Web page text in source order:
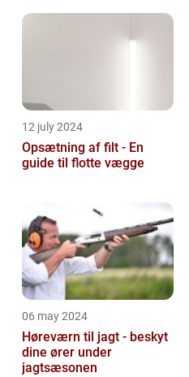
12 july 2024
Opsætning af filt - En
guide til flotte vægge
06 may 2024
Høreværn til jagt - beskyt
dine ører under
jagtsæsonen